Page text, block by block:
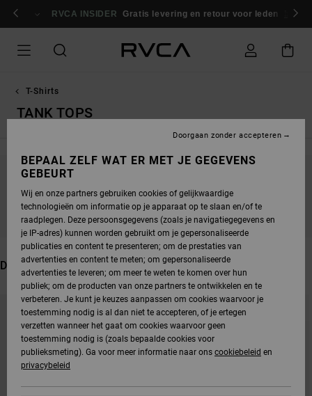
NAAR
RVCA INSIDER Gratis levering en retour voor leden
T-Shirts
TANK TOPS
BLIJF IN DE BUURT, DE PRODUCTEN ZIJN
BINNENKORT WEER VERKRIJGBAAR
DIT VIND JE MISSCHIEN OOK LEUK
OVERSLAAN
NAAR
NAAR
SORTEREN
BEPAAL ZELF WAT ER MET JE GEGEVENS
GEBEURT
Wij en onze partners gebruiken cookies of gelijkwaardige
technologieën om informatie op je apparaat op te slaan en/of te
raadplegen. Deze persoonsgegevens (zoals je navigatiegegevens en
je IP-adres) kunnen worden gebruikt om je gepersonaliseerde
publicaties en content te presenteren; om de prestaties van
advertenties en content te meten; om gepersonaliseerde
advertenties te leveren; om meer te weten te komen over hun
publiek; om de producten van onze partners te ontwikkelen en te
verbeteren. Je kunt je keuzes aanpassen om cookies waarvoor je
toestemming nodig is al dan niet te accepteren, of je ertegen
verzetten wanneer het gaat om cookies waarvoor geen
toestemming nodig is (zoals bepaalde cookies voor
publieksmeting). Ga voor meer informatie naar ons cookiebeleid en
privacybeleid
Doorgaan zonder accepteren